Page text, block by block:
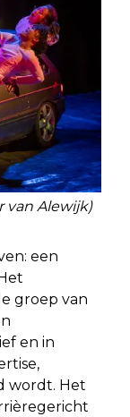
van Alewijk)
een
groep van
en in
wordt. Het